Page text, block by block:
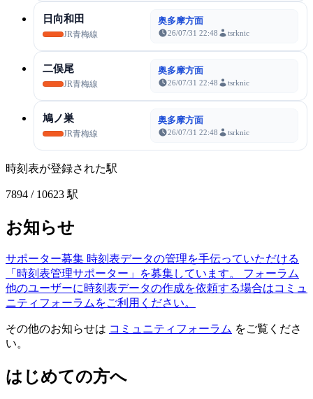
日向和田
JR青梅線
奥多摩方面
26/07/31 22:48 tsrknic
二俣尾
JR青梅線
奥多摩方面
26/07/31 22:48 tsrknic
鳩ノ巣
JR青梅線
奥多摩方面
26/07/31 22:48 tsrknic
時刻表が登録された駅
7894 / 10623 駅
お知らせ
サポーター募集 時刻表データの管理を手伝っていただける
「時刻表管理サポーター」を募集しています。
フォーラム
他のユーザーに時刻表データの作成を依頼する場合はコミュ
ニティフォーラムをご利用ください。
その他のお知らせは コミュニティフォーラム をご覧くださ
い。
はじめての方へ